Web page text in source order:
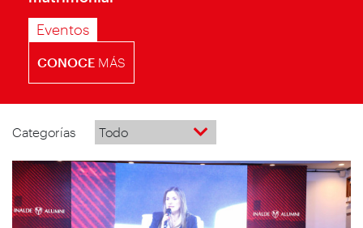
Eventos
CONOCE MÁS
Categorías Todo